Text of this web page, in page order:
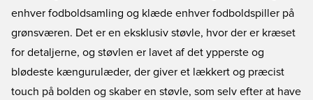
enhver fodboldsamling og klæde enhver fodboldspiller på
grønsværen. Det er en eksklusiv støvle, hvor der er kræset
for detaljerne, og støvlen er lavet af det ypperste og
blødeste kængurulæder, der giver et lækkert og præcist
touch på bolden og skaber en støvle, som selv efter at have